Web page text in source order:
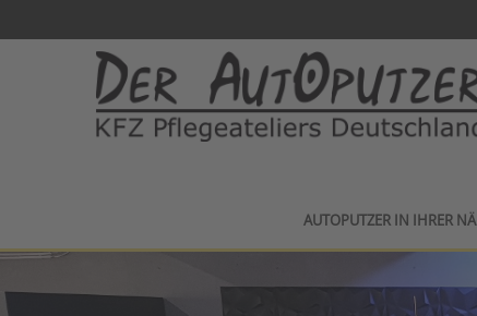
AUTOPUTZER IN IHRER